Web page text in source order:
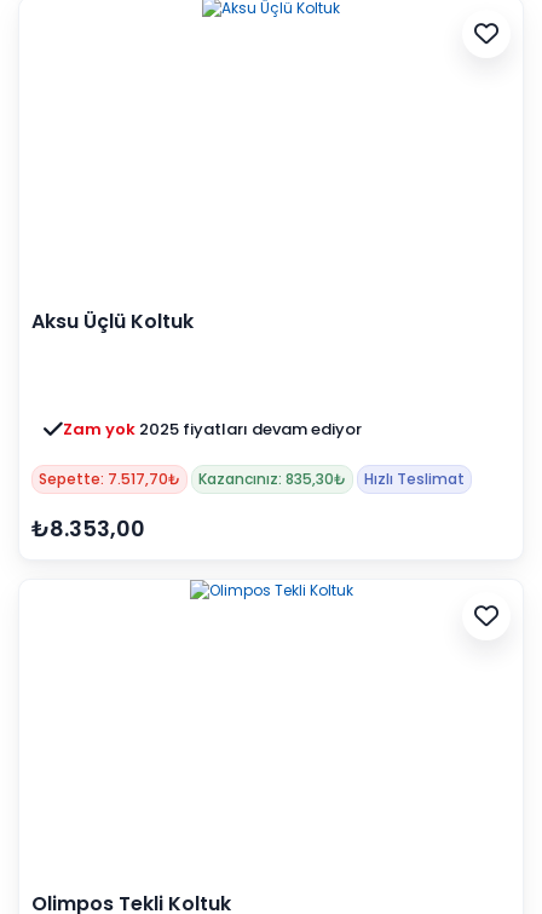
Aksu Üçlü Koltuk
Zam yok 2025 fiyatları devam ediyor
Sepette: 7.517,70₺ Kazancınız: 835,30₺ Hızlı Teslimat
₺8.353,00
Olimpos Tekli Koltuk